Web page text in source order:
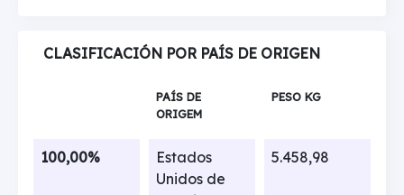
CLASIFICACIÓN POR PAÍS DE ORIGEN
PAÍS DE
ORIGEM
PESO KG
100,00%
Estados
Unidos de
5.458,98